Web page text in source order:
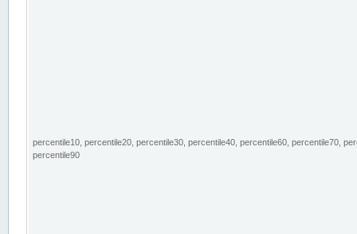
percentile10, percentile20, percentile30, percentile40, percentile60, percentile70,
percentile90